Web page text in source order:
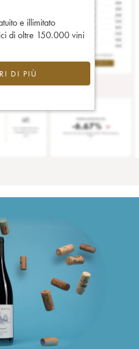
e illimitato
di oltre 150.000 vini
DI PIÙ